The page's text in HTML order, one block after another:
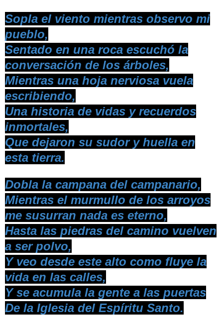
Sopla el viento mientras observo mi
pueblo,
Sentado en una roca escuchó la
conversación de los árboles,
Mientras una hoja nerviosa vuela
escribiendo,
Una historia de vidas y recuerdos
inmortales,
Que dejaron su sudor y huella en
esta tierra.
Dobla la campana del campanario,
Mientras el murmullo de los arroyos
me susurran nada es eterno,
Hasta las piedras del camino vuelven
a ser polvo,
Y veo desde este alto como fluye la
vida en las calles,
Y se acumula la gente a las puertas
De la Iglesia del Espíritu Santo.